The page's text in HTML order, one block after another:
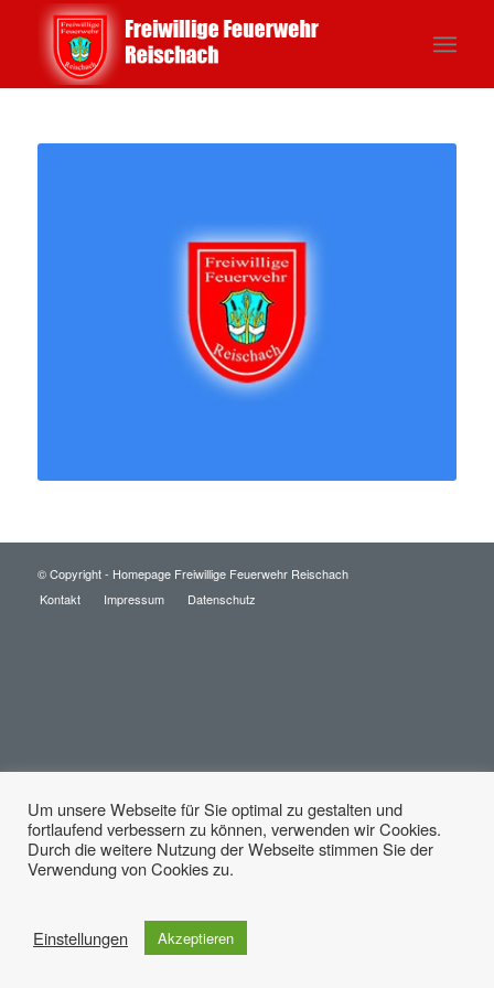
© Copyright - Homepage Freiwillige Feuerwehr Reischach
Kontakt
Impressum Datenschutz
Diese Seite verwendet Cookies. Mit der Weiternutzung der Seite,
stimmst du die Verwendung von Cookies zu.
Verberge nur die Benachrichtigung
Um unsere Webseite für Sie optimal zu gestalten und
fortlaufend verbessern zu können, verwenden wir Cookies.
Durch die weitere Nutzung der Webseite stimmen Sie der
Verwendung von Cookies zu.
Einstellungen Akzeptieren